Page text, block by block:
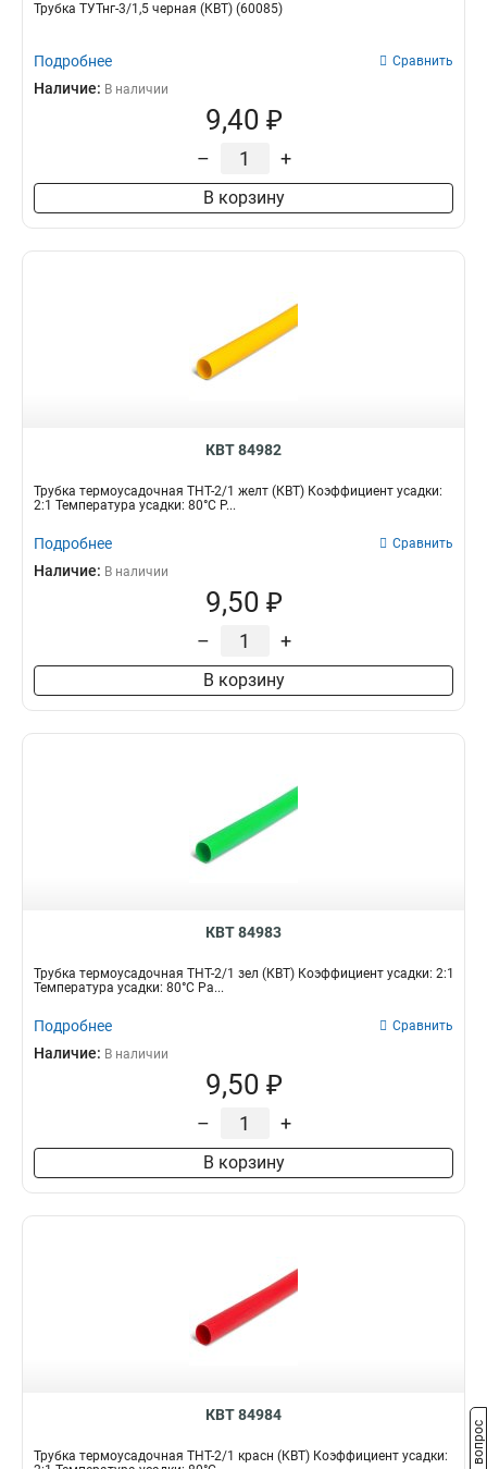
Трубка ТУТнг-3/1,5 черная (КВТ) (60085)
Подробнее Сравнить
Наличие: В наличии
9,40 ₽
– +
В корзину
КВТ 84982
Трубка термоусадочная ТНТ-2/1 желт (КВТ) Коэффициент усадки:
2:1 Температура усадки: 80°С Р...
Подробнее Сравнить
Наличие: В наличии
9,50 ₽
– +
В корзину
КВТ 84983
Трубка термоусадочная ТНТ-2/1 зел (КВТ) Коэффициент усадки: 2:1
Температура усадки: 80°С Ра...
Подробнее Сравнить
Наличие: В наличии
9,50 ₽
– +
В корзину
КВТ 84984
Трубка термоусадочная ТНТ-2/1 красн (КВТ) Коэффициент усадки: